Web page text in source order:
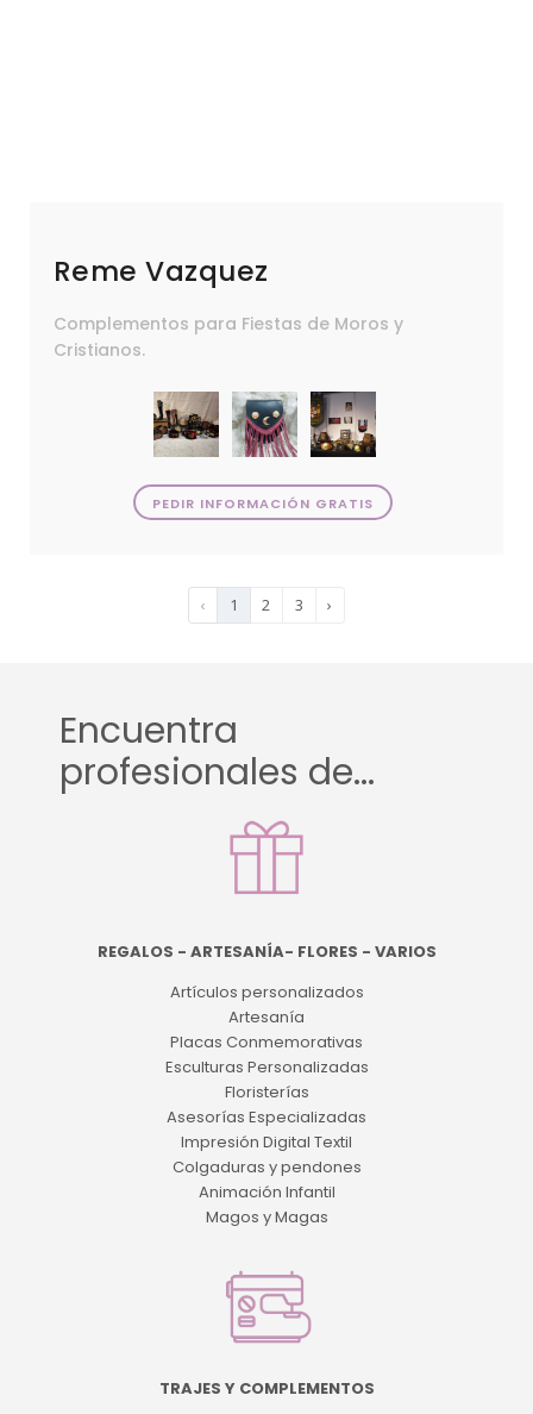
Reme Vazquez
Complementos para Fiestas de Moros y
Cristianos.
PEDIR INFORMACIÓN GRATIS
‹ 1 2 3 ›
Encuentra
profesionales de...
REGALOS - ARTESANÍA- FLORES - VARIOS
Artículos personalizados
Artesanía
Placas Conmemorativas
Esculturas Personalizadas
Floristerías
Asesorías Especializadas
Impresión Digital Textil
Colgaduras y pendones
Animación Infantil
Magos y Magas
TRAJES Y COMPLEMENTOS